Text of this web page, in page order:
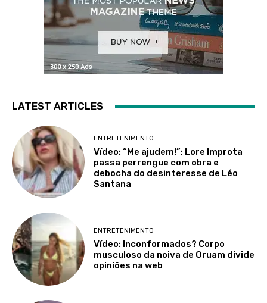
LATEST ARTICLES
ENTRETENIMENTO
Vídeo: “Me ajudem!”; Lore Improta
passa perrengue com obra e
debocha do desinteresse de Léo
Santana
ENTRETENIMENTO
Vídeo: Inconformados? Corpo
musculoso da noiva de Oruam divide
opiniões na web